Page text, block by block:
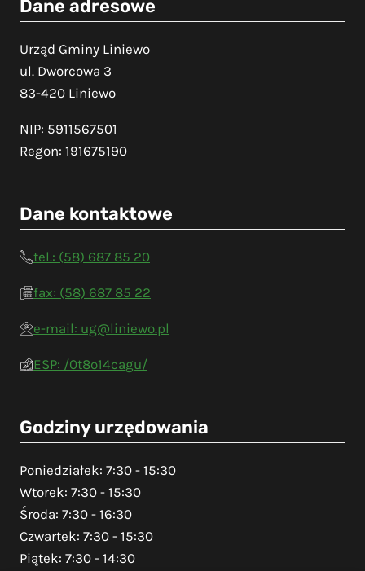
Dane adresowe
Urząd Gminy Liniewo
ul. Dworcowa 3
83-420 Liniewo
NIP: 5911567501
Regon: 191675190
Dane kontaktowe
tel.: (58) 687 85 20
fax: (58) 687 85 22
e-mail: ug@liniewo.pl
ESP: /0t8o14cagu/
Godziny urzędowania
Poniedziałek: 7:30 - 15:30
Wtorek: 7:30 - 15:30
Środa: 7:30 - 16:30
Czwartek: 7:30 - 15:30
Piątek: 7:30 - 14:30